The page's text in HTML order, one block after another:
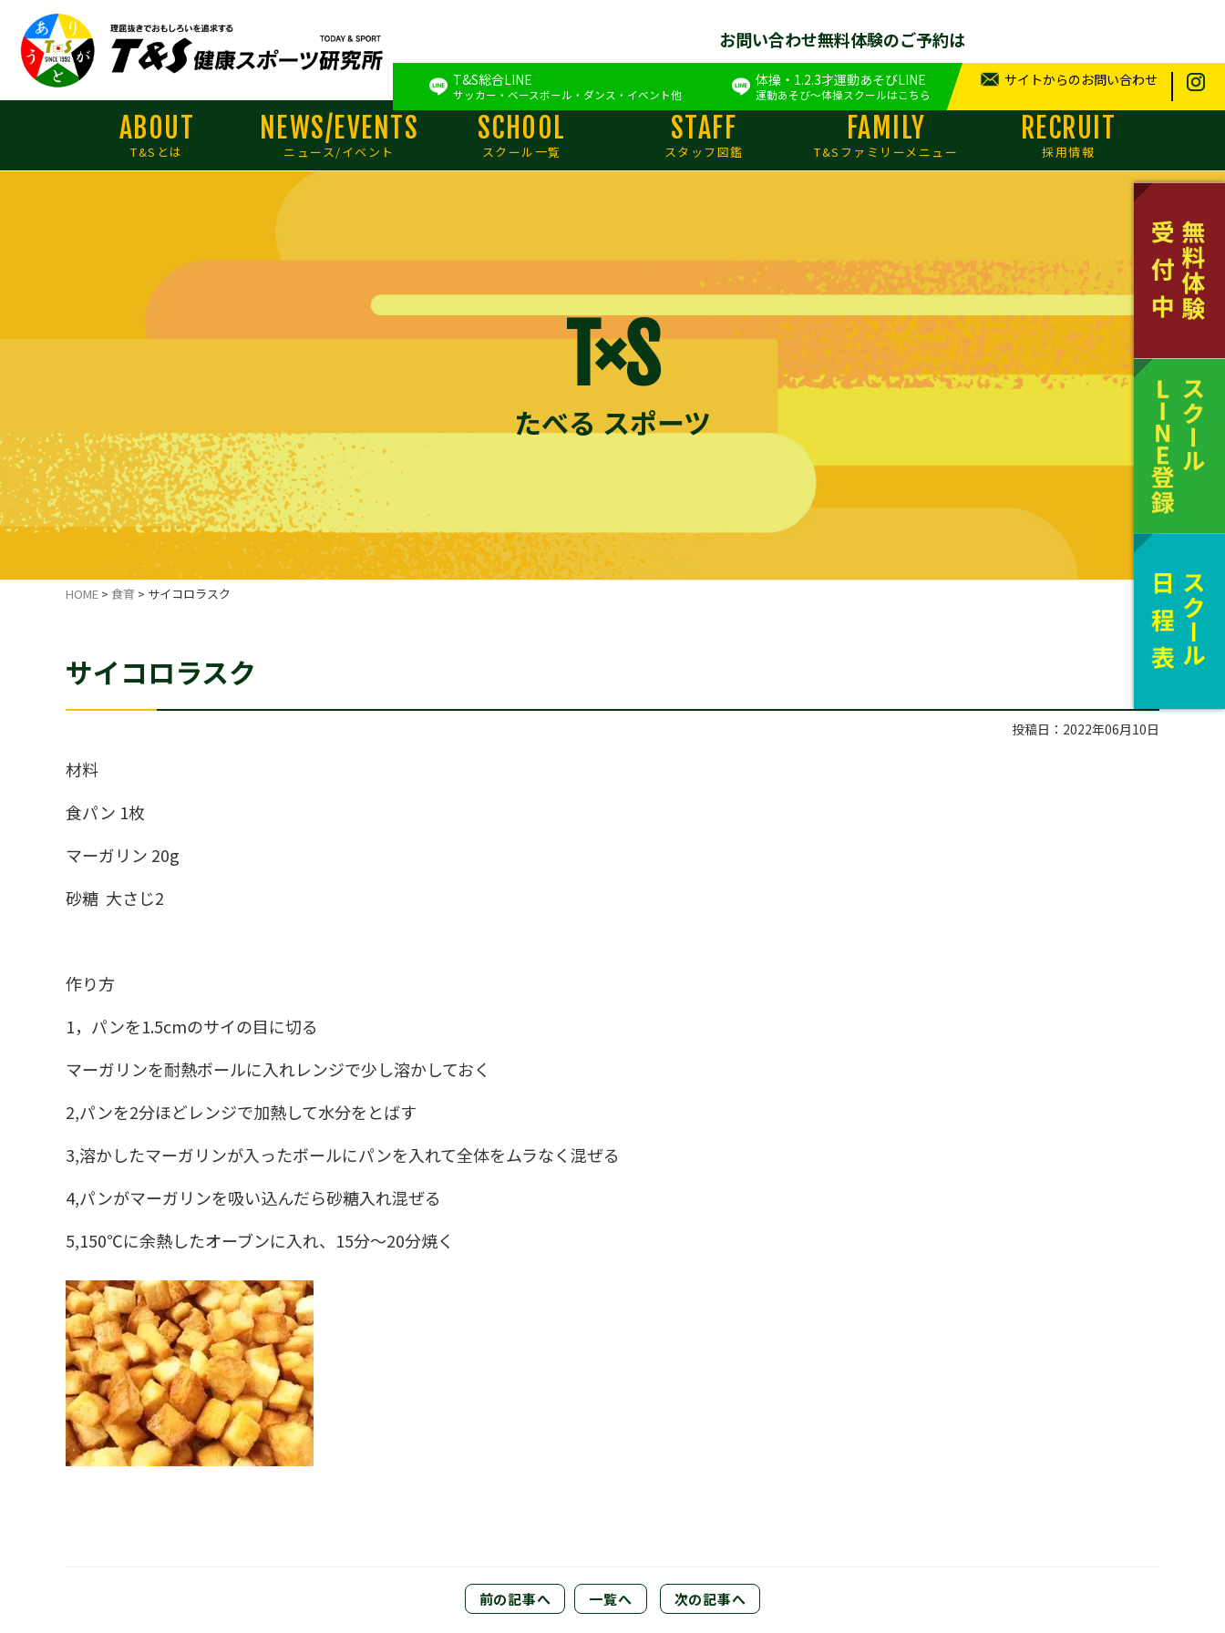
ABOUT
T&Sとは
NEWS/EVENTS
ニュース/イベント
SCHOOL
スクール一覧
STAFF
スタッフ図鑑
FAMILY
T&Sファミリーメニュー
RECRUIT
採用情報
お問い合わせ無料体験のご予約は
T&S総合LINE
サッカー・ベースボール・ダンス・イベント他
体操・1.2.3才運動あそびLINE
運動あそび～体操スクールはこちら
サイトからのお問い合わせ
T×S
たべる スポーツ
HOME > 食育 > サイコロラスク
サイコロラスク
投稿日：2022年06月10日
材料
食パン 1枚
マーガリン 20g
砂糖 大さじ2
作り方
1，パンを1.5cmのサイの目に切る
マーガリンを耐熱ボールに入れレンジで少し溶かしておく
2,パンを2分ほどレンジで加熱して水分をとばす
3,溶かしたマーガリンが入ったボールにパンを入れて全体をムラなく混ぜる
4,パンがマーガリンを吸い込んだら砂糖入れ混ぜる
5,150℃に余熱したオーブンに入れ、15分～20分焼く
前の記事へ 一覧へ 次の記事へ